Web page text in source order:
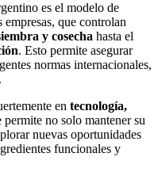
es el modelo de
empresas, que controlan
y cosecha hasta el
. Esto permite asegurar
normas internacionales,
en tecnología,
permite no solo mantener su
nuevas oportunidades
funcionales y